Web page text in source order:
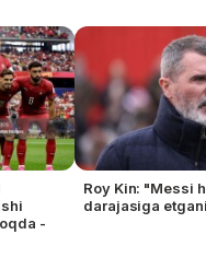
-
Roy Kin: "Messi
darajasiga